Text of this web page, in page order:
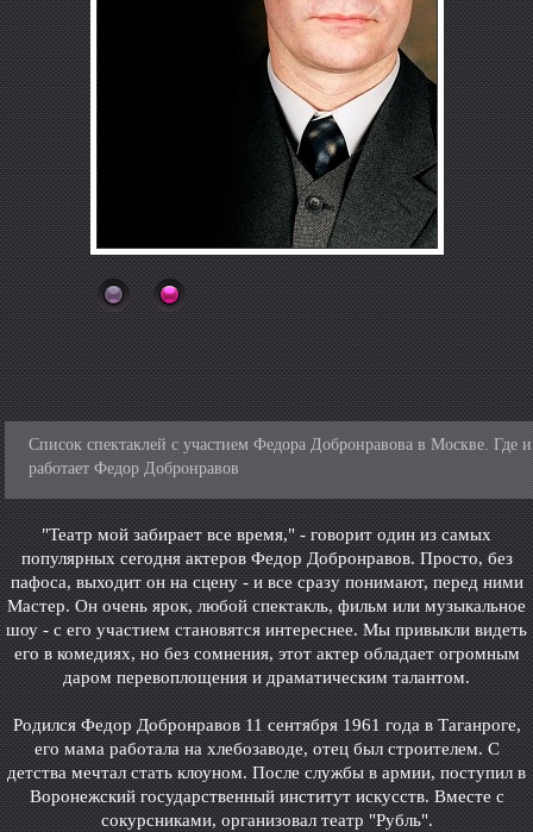
Список спектаклей с участием Федора Добронравова в Москве. Где
работает Федор Добронравов
"Театр мой забирает все время," - говорит один из самых
популярных сегодня актеров Федор Добронравов. Просто, без
пафоса, выходит он на сцену - и все сразу понимают, перед ними
Мастер. Он очень ярок, любой спектакль, фильм или музыкальное
шоу - с его участием становятся интереснее. Мы привыкли видеть
его в комедиях, но без сомнения, этот актер обладает огромным
даром перевоплощения и драматическим талантом.
Родился Федор Добронравов 11 сентября 1961 года в Таганроге,
его мама работала на хлебозаводе, отец был строителем. С
детства мечтал стать клоуном. После службы в армии, поступил в
Воронежский государственный институт искусств. Вместе с
сокурсниками, организовал театр "Рубль".